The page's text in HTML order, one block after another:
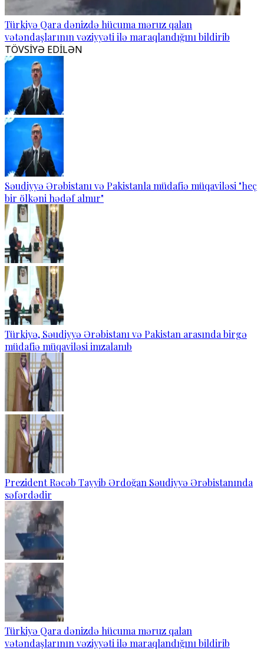
Türkiyə Qara dənizdə hücuma məruz qalan
vətəndaşlarının vəziyyəti ilə maraqlandığını bildirib
TÖVSİYƏ EDİLƏN
Səudiyyə Ərəbistanı və Pakistanla müdafiə müqaviləsi "heç
bir ölkəni hədəf almır"
Türkiyə, Səudiyyə Ərəbistanı və Pakistan arasında birgə
müdafiə müqaviləsi imzalanıb
Prezident Rəcəb Tayyib Ərdoğan Səudiyyə Ərəbistanında
səfərdədir
Türkiyə Qara dənizdə hücuma məruz qalan
vətəndaşlarının vəziyyəti ilə maraqlandığını bildirib